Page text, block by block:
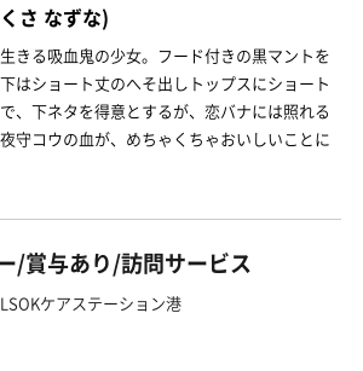
さ なずな)
きる吸血鬼の少女。フード付きの黒マントを
はショート丈のへそ出しトップスにショート
、下ネタを得意とするが、恋バナには照れる
守コウの血が、めちゃくちゃおいしいことに
/賞与あり/訪問サービス
ケアステーション港